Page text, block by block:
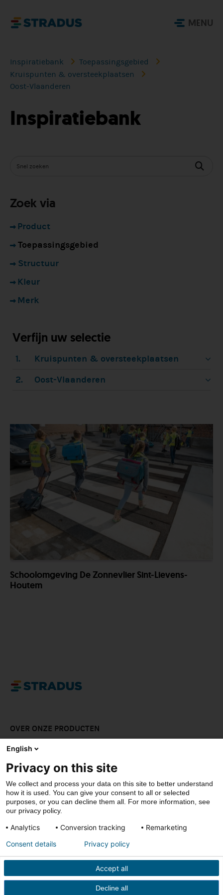
MENU
Inspiratiebank
Toepassingsgebied
Kruispunten & oversteekplaatsen
Oost-Vlaanderen
Inspiratiebank
Zoek via
Product
Toepassingsgebied
Structuur
Kleur
Merk
Verfijn uw selectie
1.
Kruispunten & oversteekplaatsen
2.
Oost-Vlaanderen
Schoolomgeving De Zonnevlier Sint-Lievens-
Houtem
OVER ONZE PRODUCTEN
LAAT JE INSPIREREN
DOWNLOADS
CONTACT
© Stradus
Privacy- & cookiepolicy
Disclaimer
Verkoopsvoorwaarden
English
Privacy on this site
We collect and process your data on this site to better understand
how it is used. You can give your consent to all or selected
purposes, or you can decline them all. For more information, see
our privacy policy.
Analytics Conversion tracking Remarketing
Accept all
Decline all
Consent details Privacy policy